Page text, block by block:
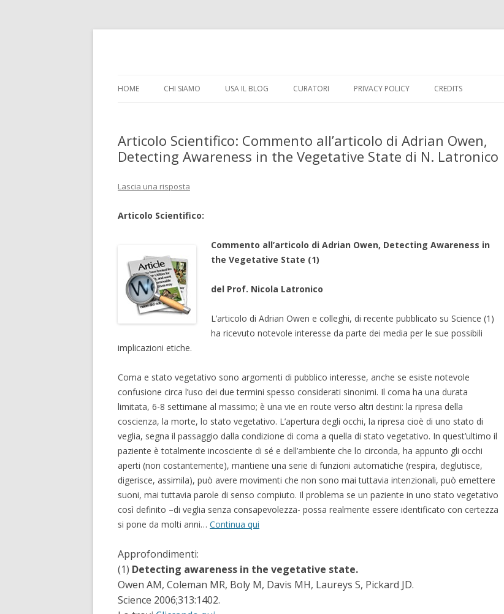
HOME CHI SIAMO USA IL BLOG CURATORI PRIVACY POLICY CREDITS
Articolo Scientifico: Commento all’articolo di Adrian Owen,
Detecting Awareness in the Vegetative State di N. Latronico
Lascia una risposta
Articolo Scientifico:
Commento all’articolo di Adrian Owen, Detecting Awareness in
the Vegetative State (1)
del Prof. Nicola Latronico
L’articolo di Adrian Owen e colleghi, di recente pubblicato su Science (1)
ha ricevuto notevole interesse da parte dei media per le sue possibili
implicazioni etiche.
Coma e stato vegetativo sono argomenti di pubblico interesse, anche se esiste notevole
confusione circa l’uso dei due termini spesso considerati sinonimi. Il coma ha una durata
limitata, 6-8 settimane al massimo; è una vie en route verso altri destini: la ripresa della
coscienza, la morte, lo stato vegetativo. L’apertura degli occhi, la ripresa cioè di uno stato di
veglia, segna il passaggio dalla condizione di coma a quella di stato vegetativo. In quest’ultimo il
paziente è totalmente incosciente di sé e dell’ambiente che lo circonda, ha appunto gli occhi
aperti (non costantemente), mantiene una serie di funzioni automatiche (respira, deglutisce,
digerisce, assimila), può avere movimenti che non sono mai tuttavia intenzionali, può emettere
suoni, mai tuttavia parole di senso compiuto. Il problema se un paziente in uno stato vegetativo
così definito –di veglia senza consapevolezza- possa realmente essere identificato con certezza
si pone da molti anni… Continua qui
Approfondimenti:
(1) Detecting awareness in the vegetative state.
Owen AM, Coleman MR, Boly M, Davis MH, Laureys S, Pickard JD.
Science 2006;313:1402.